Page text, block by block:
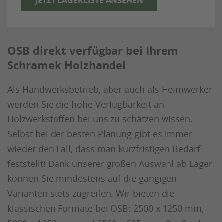
OSB direkt verfügbar bei Ihrem
Schramek Holzhandel
Als Handwerksbetrieb, aber auch als Heimwerker
werden Sie die hohe Verfügbarkeit an
Holzwerkstoffen bei uns zu schätzen wissen.
Selbst bei der besten Planung gibt es immer
wieder den Fall, dass man kurzfristigen Bedarf
feststellt! Dank unserer großen Auswahl ab Lager
können Sie mindestens auf die gängigen
Varianten stets zugreifen. Wir bieten die
klassischen Formate bei OSB: 2500 x 1250 mm,